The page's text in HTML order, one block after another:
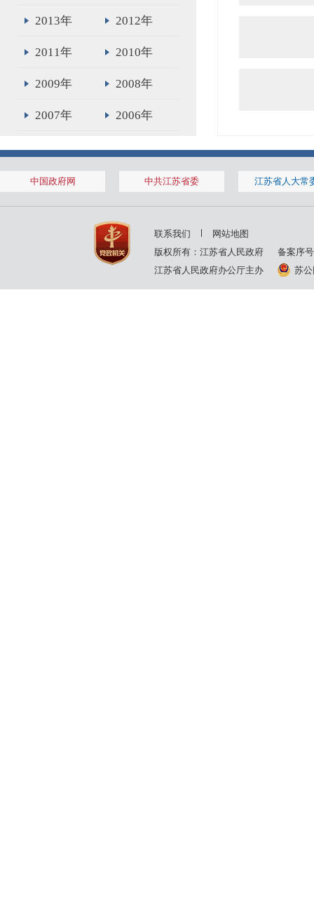
2013年 2012年
2011年 2010年
2009年 2008年
2007年 2006年
2005年 2004年
2003年 2002年
2001年 2000年
1998年
中国政府网 中共江苏省委 江苏省人大常
联系我们
网站地图
版权所有：江苏省人民政府
备案序
江苏省人民政府办公厅主办
苏